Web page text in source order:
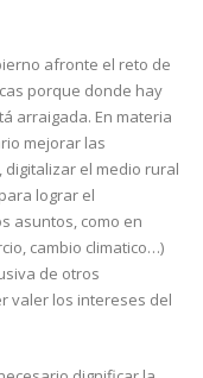
afronte el reto de
porque donde hay
arraigada. En materia
mejorar las
el medio rural
lograr el
asuntos, como en
cambio climatico…)
de otros
valer los intereses del